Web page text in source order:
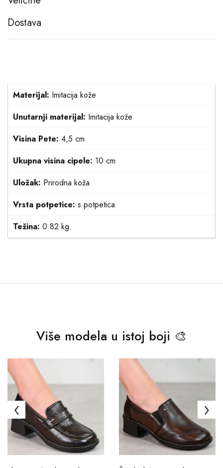
Dostava
Materijal: Imitacija kože
Unutarnji materijal: Imitacija kože
Visina Pete: 4,5 cm
Ukupna visina cipele: 10 cm
Uložak: Prirodna koža
Vrsta potpetice: s potpetica
Težina: 0.82 kg.
Više modela u istoj boji 🎨